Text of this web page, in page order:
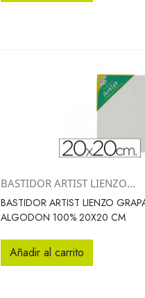
 Vista
BASTIDOR ARTIST LIENZO...
BASTIDOR ARTIST LIENZO
ALGODON 100% 20X20 CM
Añadir al carrito